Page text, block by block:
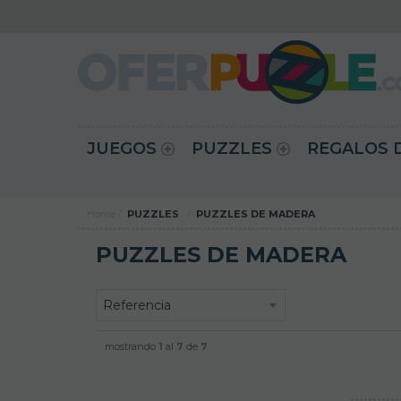
JUEGOS PUZZLES REGALOS
PUZZLES PUZZLES DE MADERA
PUZZLES DE MADERA
mostrando 1 al 7 de 7